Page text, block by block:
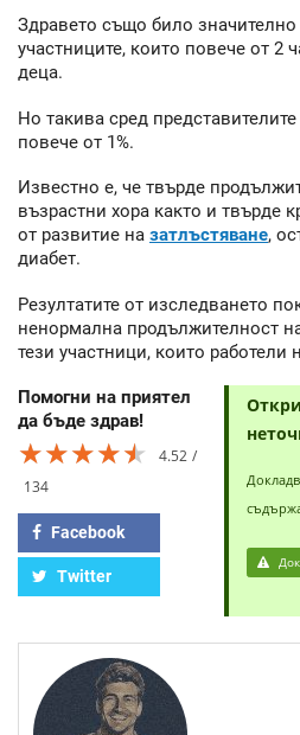
Здравето също било
участниците, които повече от 2
деца.
Но такива сред
повече от 1%.
Известно е, че твърде
възрастни хора както и твърде
от развитие на затлъстяване,
диабет.
Резултатите от изследването
ненормална продължителност
тези участници, които работели
Помогни на приятел
да бъде здрав!
★★★★★
★★★★★
★★★★★
4.52
134
Facebook
Twitter